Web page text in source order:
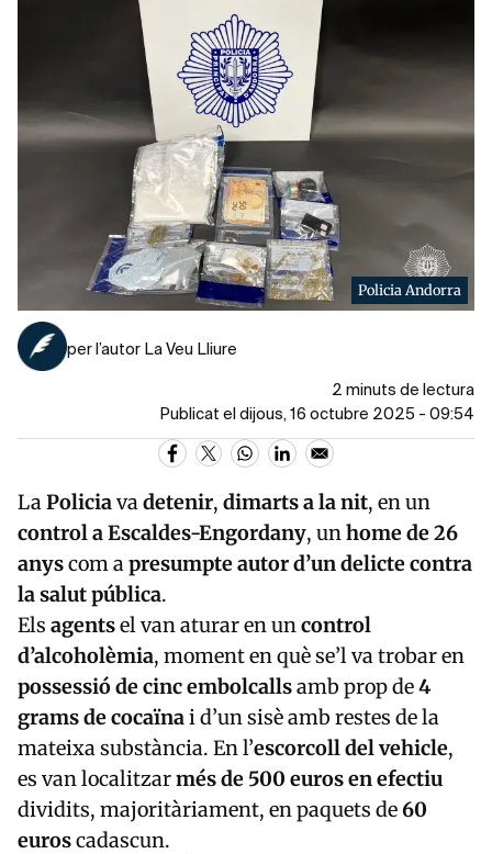
Policia Andorra
per l’autor La Veu Lliure
2 minuts de lectura
Publicat el dijous, 16 octubre 2025 - 09:54
LaPoliciavadetenir, dimarts a la nit, en un
control a Escaldes-Engordany, unhome de 26
anyscom apresumpte autor d’un delicte contra
la salut pública.
Els agentsel van aturar en uncontrol
d’alcoholèmia, moment en què se’l va trobar en
possessió de cinc embolcallsamb prop de4
grams de cocaïnai d’un sisè amb restes de la
mateixa substància. En l’escorcoll del vehicle,
es van localitzarmés de 500 euros en efectiu
dividits, majoritàriament, en paquets de60
euroscadascun.